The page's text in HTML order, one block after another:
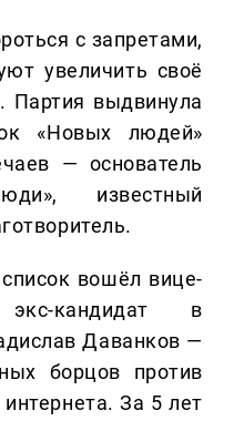
с запретами,
увеличить своё
Партия выдвинула
«Новых людей»
— основатель
известный
вошёл вице-
кандидат в
Даванков —
борцов против
За 5 лет